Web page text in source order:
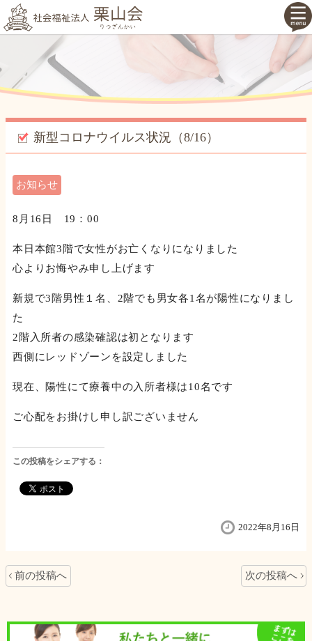
新型コロナウイルス状況（8/16）
お知らせ
8月16日 19：00
本日本館3階で女性がお亡くなりになりました
心よりお悔やみ申し上げます
新規で3階男性１名、2階でも男女各1名が陽性になりまし
た
2階入所者の感染確認は初となります
西側にレッドゾーンを設定しました
現在、陽性にて療養中の入所者様は10名です
ご心配をお掛けし申し訳ございません
この投稿をシェアする：
2022年8月16日
前の投稿へ 次の投稿へ